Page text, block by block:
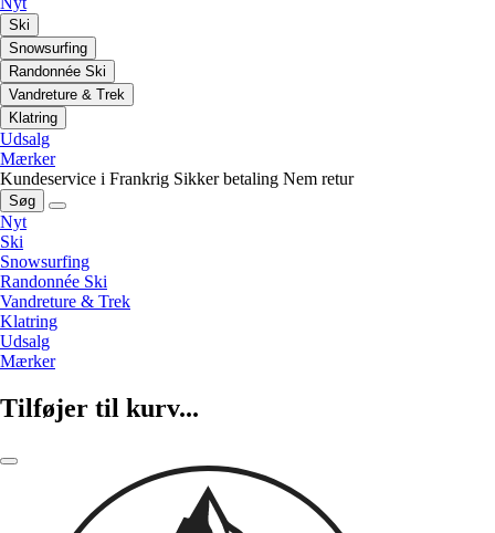
Ski
Snowsurfing
Randonnée Ski
Vandreture & Trek
Klatring
Udsalg
Mærker
Kundeservice i Frankrig Sikker betaling Nem retur
Søg
Nyt
Ski
Snowsurfing
Randonnée Ski
Vandreture & Trek
Klatring
Udsalg
Mærker
Tilføjer til kurv...